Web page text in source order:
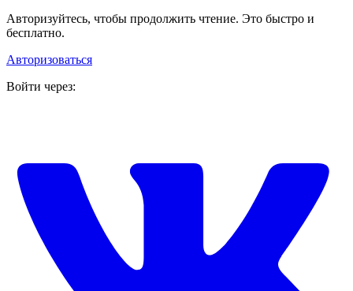
Авторизуйтесь, чтобы продолжить чтение. Это быстро и
бесплатно.
Авторизоваться
Войти через: